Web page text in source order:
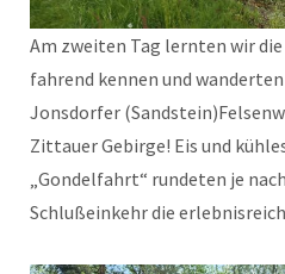
Am zweiten Tag lernten wir
fahrend kennen und
Jonsdorfer
Zittauer Gebirge! Eis und
„Gondelfahrt“ rundeten je
Schlußeinkehr die